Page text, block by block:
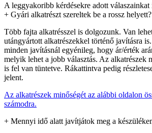
A leggyakoribb kérdésekre adott válaszainkat
+ Gyári alkatrészt szereltek be a rossz helyett?
Több fajta alkatrésszel is dolgozunk. Van
utángyártott alkatrészekkel történő javításra
minden javításnál egyénileg, hogy ár/érték
melyik lehet a jobb választás. Az alkatrészek
is fel van tüntetve. Rákattintva pedig
jelent.
Az alkatrészek minőségét az alábbi oldalon
számodra.
+ Mennyi idő alatt javítjátok meg a